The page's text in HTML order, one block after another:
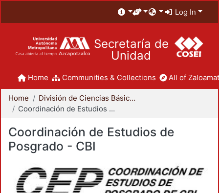
Log In
Secretaría de
Unidad
Home Communities & Collections All of
Home
División de Ciencias Básicas e Ingeniería
Coordinación de Estudios de Posgrado - CBI
Coordinación de Estudios de
Posgrado - CBI